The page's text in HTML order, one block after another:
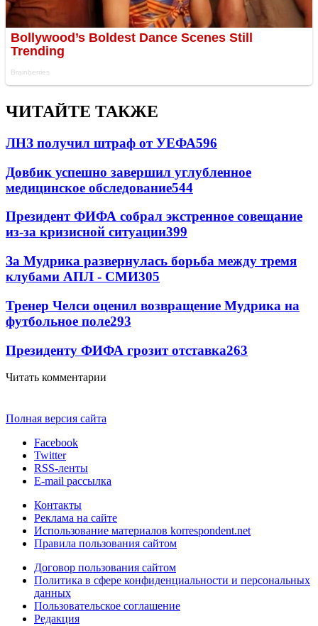
ЧИТАЙТЕ ТАКЖЕ
ЛНЗ получил штраф от УЕФА596
Довбик успешно завершил углубленное
медицинское обследование544
Президент ФИФА собрал экстренное совещание
из-за кризисной ситуации399
За Мудрика развернулась борьба между тремя
клубами АПЛ - СМИ305
Тренер Челси оценил возвращение Мудрика на
футбольное поле293
Президенту ФИФА грозит отставка263
Читать комментарии
Полная версия сайта
Facebook
Twitter
RSS-ленты
E-mail рассылка
Контакты
Реклама на сайте
Использование материалов korrespondent.net
Правила пользования сайтом
Договор пользования сайтом
Политика в сфере конфиденциальности и персональных
данных
Пользовательское соглашение
Редакция